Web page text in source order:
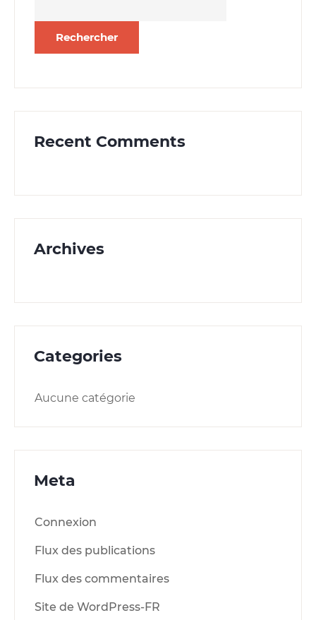
Recent Comments
Archives
Categories
Aucune catégorie
Meta
Connexion
Flux des publications
Flux des commentaires
Site de WordPress-FR